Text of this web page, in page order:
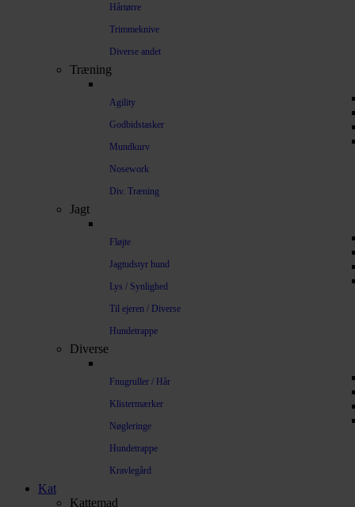
Hårtørre
Trimmeknive
Diverse andet
Træning
Agility
Godbidstasker
Mundkurv
Nosework
Div. Træning
Jagt
Fløjte
Jagtudstyr hund
Lys / Synlighed
Til ejeren / Diverse
Hundetrappe
Diverse
Fnugruller / Hår
Klistermærker
Nøgleringe
Hundetrappe
Kravlegård
Kat
Kattemad